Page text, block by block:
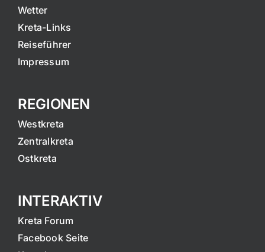
Wetter
Kreta-Links
Reiseführer
Impressum
REGIONEN
Westkreta
Zentralkreta
Ostkreta
INTERAKTIV
Kreta Forum
Facebook Seite